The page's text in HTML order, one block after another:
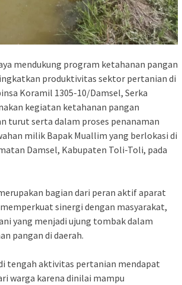
mendukung program ketahanan pangan
produktivitas sektor pertanian di
Koramil 1305-10/Damsel, Serka
kegiatan ketahanan pangan
turut serta dalam proses penanaman
milik Bapak Muallim yang berlokasi di
Damsel, Kabupaten Toli-Toli, pada
bagian dari peran aktif aparat
sinergi dengan masyarakat,
yang menjadi ujung tombak dalam
pangan di daerah.
tengah aktivitas pertanian mendapat
warga karena dinilai mampu